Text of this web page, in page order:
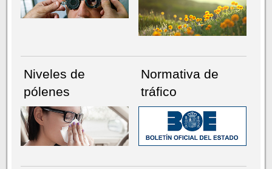
Niveles de
pólenes
Normativa de
tráfico